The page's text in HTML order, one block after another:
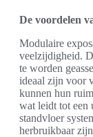
De voordelen
Modulaire
veelzijdigheid.
te worden
ideaal zijn voor
kunnen hun
wat leidt tot een
standvloer
herbruikbaar